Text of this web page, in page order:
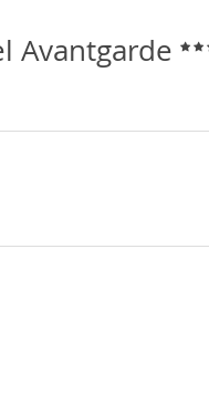
Avantgarde